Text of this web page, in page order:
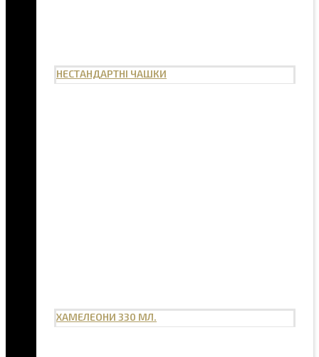
НЕСТАНДАРТНІ ЧАШКИ
ХАМЕЛЕОНИ 330 МЛ.